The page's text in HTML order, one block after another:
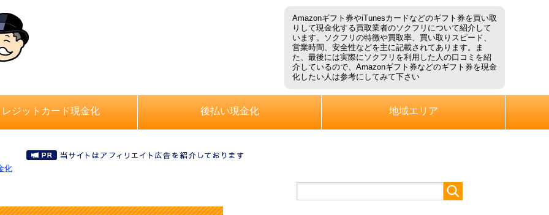
Amazonギフト券やiTunesカードなどのギフト券を買い取
りして現金化する買取業者のソクフリについて紹介して
います。ソクフリの特徴や買取率、買い取りスピード、
営業時間、安全性などを主に記載されてあります。ま
た、最後には実際にソクフリを利用した人の口コミを紹
介しているので、Amazonギフト券などのギフト券を現金
化したい人は参考にしてみて下さい
ジットカード現金化 後払い現金化 地域エリア
化